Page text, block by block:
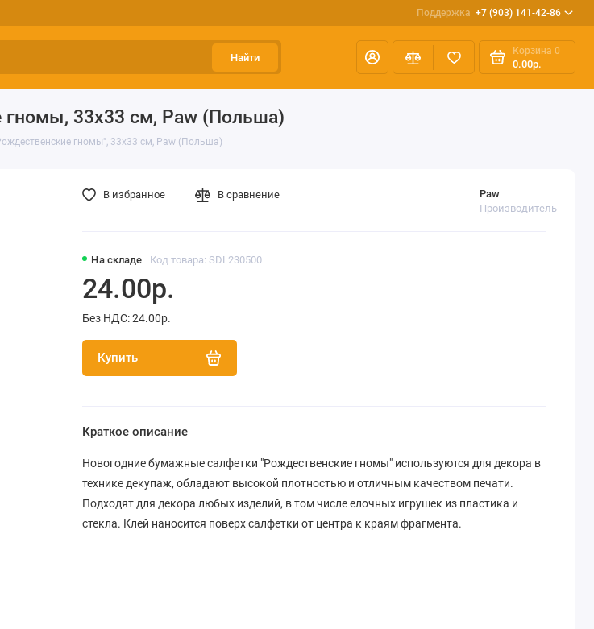
Поддержка +7 (903) 141-42-86
Найти
Корзина 0
0.00р.
гномы, 33х33 см, Paw (Польша)
гномы", 33х33 см, Paw (Польша)
На складе Код товара: SDL230500
Paw
Производитель
24.00р.
Без НДС: 24.00р.
Купить
В избранное В сравнение
Краткое описание
Новогодние бумажные салфетки "Рождественские гномы" используются для декора в
технике декупаж, обладают высокой плотностью и отличным качеством печати.
Подходят для декора любых изделий, в том числе елочных игрушек из пластика и
стекла. Клей наносится поверх салфетки от центра к краям фрагмента.